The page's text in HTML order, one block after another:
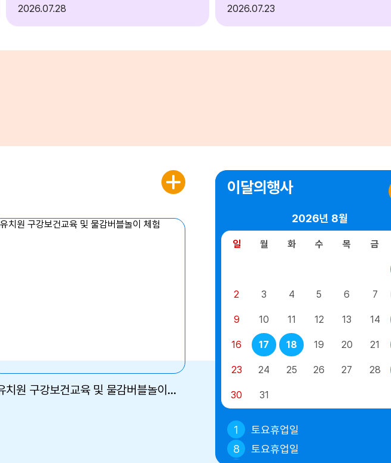
2026 07.28 2026 07.23
유치원 구강보건교육 및 물감버블놀이 체험
이달의행사
2026년 8월
일 월 화 수 목 금
2 3 4 5 6 7
9 10 11 12 13 14
16 17 18 19 20 21
23 24 25 26 27 28
30 31
1
토요휴업일
8
토요휴업일